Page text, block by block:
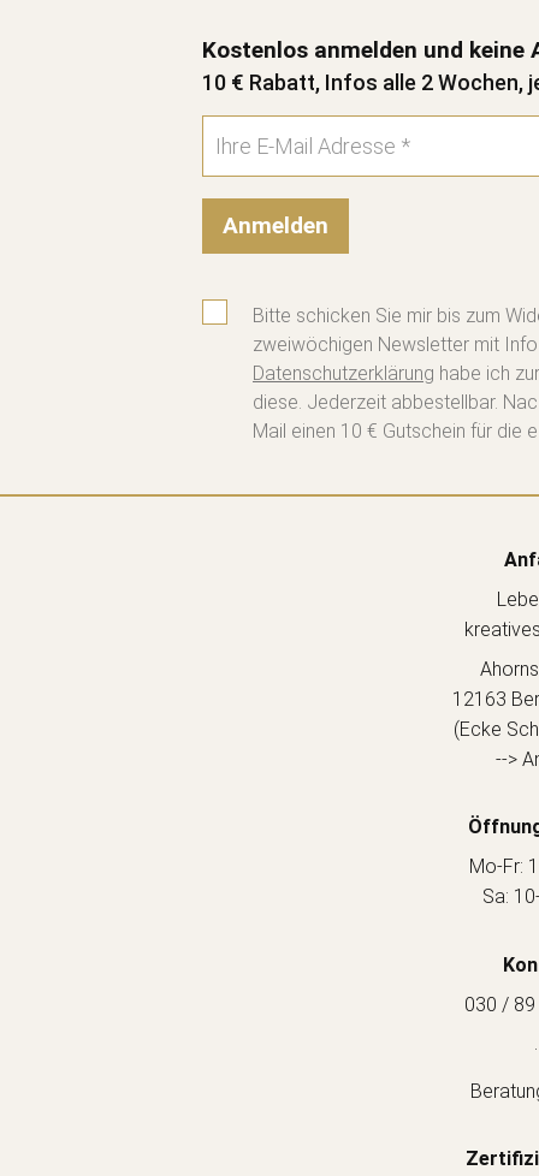
Kostenlos anmelden und keine
10 € Rabatt, Infos alle 2 Wochen,
Anmelden
Bitte schicken Sie mir bis zum
zweiwöchigen Newsletter mit
Datenschutzerklärung habe ich
diese. Jederzeit abbestellbar.
Mail einen 10 € Gutschein für die
12163
(Ecke
-->
Mo-Fr:
Sa:
030 /